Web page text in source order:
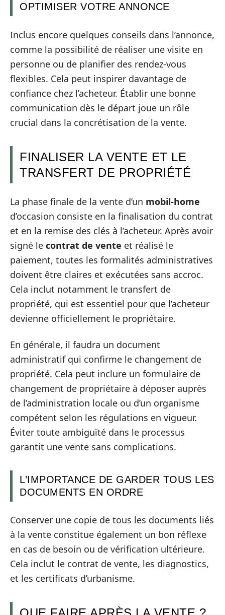
OPTIMISER VOTRE ANNONCE
Inclus encore quelques conseils dans l’annonce,
comme la possibilité de réaliser une visite en
personne ou de planifier des rendez-vous
flexibles. Cela peut inspirer davantage de
confiance chez l’acheteur. Établir une bonne
communication dès le départ joue un rôle
crucial dans la concrétisation de la vente.
FINALISER LA VENTE ET LE
TRANSFERT DE PROPRIÉTÉ
La phase finale de la vente d’un mobil-home
d’occasion consiste en la finalisation du contrat
et en la remise des clés à l’acheteur. Après avoir
signé le contrat de vente et réalisé le
paiement, toutes les formalités administratives
doivent être claires et exécutées sans accroc.
Cela inclut notamment le transfert de
propriété, qui est essentiel pour que l’acheteur
devienne officiellement le propriétaire.
En générale, il faudra un document
administratif qui confirme le changement de
propriété. Cela peut inclure un formulaire de
changement de propriétaire à déposer auprès
de l’administration locale ou d’un organisme
compétent selon les régulations en vigueur.
Éviter toute ambiguïté dans le processus
garantit une vente sans complications.
L’IMPORTANCE DE GARDER TOUS LES
DOCUMENTS EN ORDRE
Conserver une copie de tous les documents liés
à la vente constitue également un bon réflexe
en cas de besoin ou de vérification ultérieure.
Cela inclut le contrat de vente, les diagnostics,
et les certificats d’urbanisme.